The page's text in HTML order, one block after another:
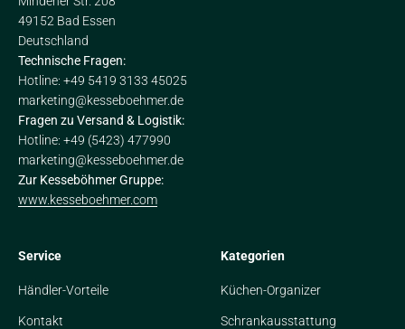
49152 Bad Essen
Deutschland
Technische Fragen:
Hotline: +49 5419 3133 45025
marketing@kesseboehmer.de
Fragen zu Versand & Logistik:
Hotline: +49 (5423) 477990
marketing@kesseboehmer.de
Zur Kesseböhmer Gruppe:
www.kesseboehmer.com
Service
Händler-Vorteile
Kontakt
Kategorien
Küchen-Organizer
Schrankausstattung